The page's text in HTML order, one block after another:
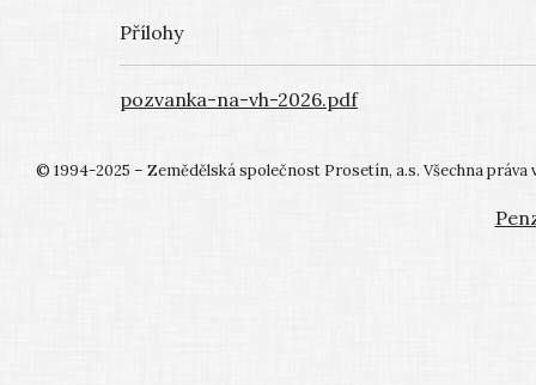
Přílohy
pozvanka-na-vh-2026.pdf
© 1994-2025 – Zemědělská společnost Prosetín, a.s. Všechna práva